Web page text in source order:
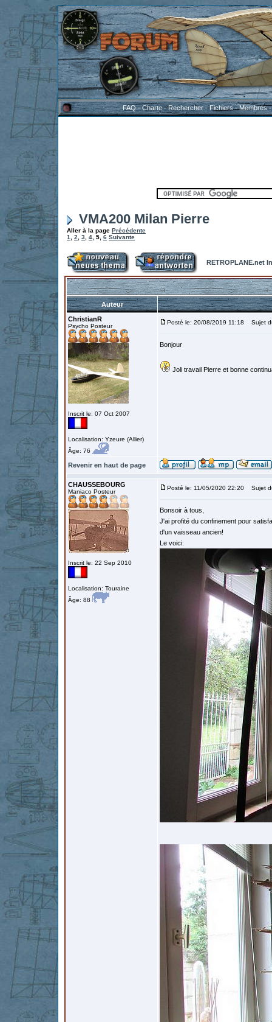
FAQ-Charte-Rechercher-Fichiers-Membres
VMA200 Milan Pierre
Aller à la page Précédente
1
2 3 4 5 6 Suivante
RETROPLANE.net
Auteur
ChristianR
Psycho Posteur
Inscrit le: 07 Oct 2007
Localisation: Yzeure (Allier)
Âge: 76
Posté le: 20/08/2019 11:18 Sujet
Bonjour
Joli travail Pierre et bonne
Revenir en haut de page
CHAUSSEBOURG
Maniaco Posteur
Inscrit le: 22 Sep 2010
Localisation: Touraine
Âge: 88
Posté le: 11/05/2020 22:20 Sujet
Bonsoir à tous,
J'ai profité du confinement pour
d'un vaisseau ancien!
Le voici: